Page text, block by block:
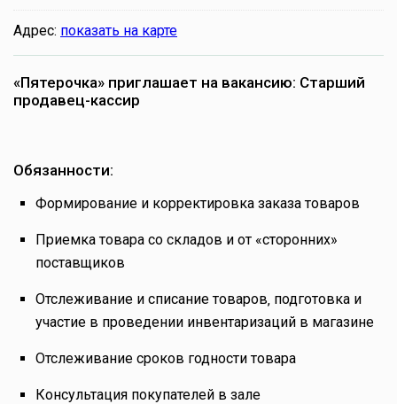
Адрес: показать на карте
«Пятерочка» приглашает на вакансию: Старший
продавец-кассир
Обязанности:
Формирование и корректировка заказа товаров
Приемка товара со складов и от «сторонних»
поставщиков
Отслеживание и списание товаров‚ подготовка и
участие в проведении инвентаризаций в магазине
Отслеживание сроков годности товара
Консультация покупателей в зале